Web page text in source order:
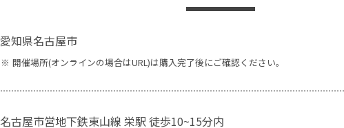
愛知県名古屋市
開催場所(オンラインの場合はURL)は購入完了後にご確認ください。
名古屋市営地下鉄東山線 栄駅 徒歩10~15分内